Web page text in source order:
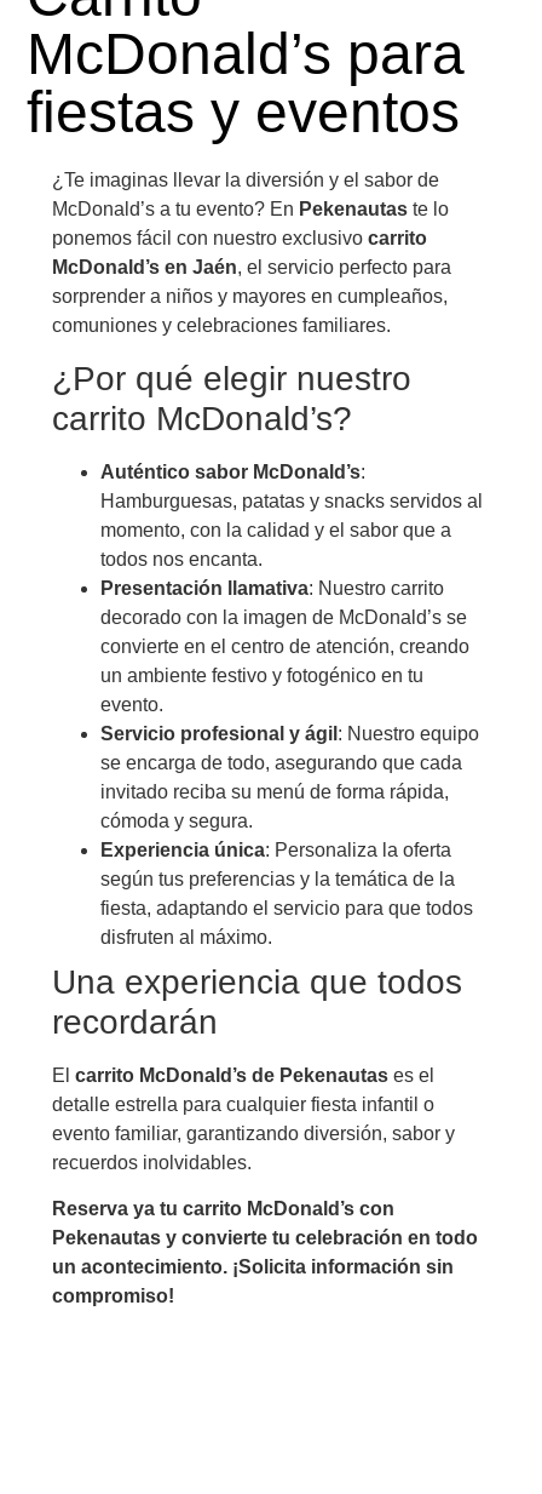
McDonald’s para
fiestas y eventos
¿Te imaginas llevar la diversión y el sabor de
McDonald’s a tu evento? En Pekenautaste lo
ponemos fácil con nuestro exclusivo carrito
McDonald’s en Jaén, el servicio perfecto para
sorprender a niños y mayores en cumpleaños,
comuniones y celebraciones familiares.
¿Por qué elegir nuestro
carrito McDonald’s?
Auténtico sabor McDonald’s:
Hamburguesas, patatas y snacks servidos al
momento, con la calidad y el sabor que a
todos nos encanta.
Presentación llamativa: Nuestro carrito
decorado con la imagen de McDonald’s se
convierte en el centro de atención, creando
un ambiente festivo y fotogénico en tu
evento.
Servicio profesional y ágil : Nuestro equipo
se encarga de todo, asegurando que cada
invitado reciba su menú de forma rápida,
cómoda y segura.
Experiencia única: Personaliza la oferta
según tus preferencias y la temática de la
fiesta, adaptando el servicio para que todos
disfruten al máximo.
Una experiencia que todos
recordarán
El carrito McDonald’s de Pekenautases el
detalle estrella para cualquier fiesta infantil o
evento familiar, garantizando diversión, sabor y
recuerdos inolvidables.
Reserva ya tu carrito McDonald’s con
Pekenautas y convierte tu celebración en todo
un acontecimiento. ¡Solicita información sin
compromiso!